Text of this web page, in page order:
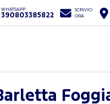
WHATSAPP
390803385822
SCRIVICI
ORA